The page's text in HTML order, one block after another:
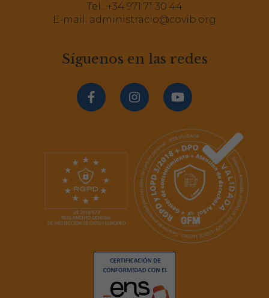
Tel.: +34 971 71 30 44
E-mail: administracio@covib.org
Síguenos en las redes